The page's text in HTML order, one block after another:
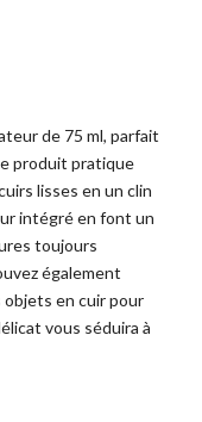
de 75 ml, parfait
produit pratique
lisses en un clin
intégré en font un
toujours
également
en cuir pour
vous séduira à